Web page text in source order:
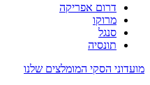
דרום אפריקה
מרוקו
סנגל
תונסיה
מועדוני הסקי המומלצים שלנו